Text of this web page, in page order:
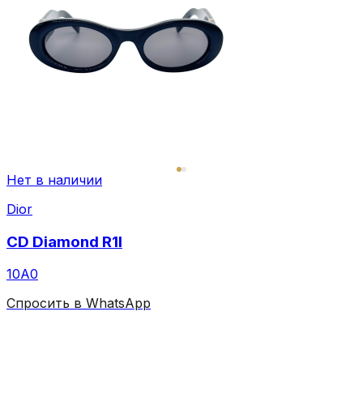
Нет в наличии
Dior
CD Diamond R1I
10A0
Спросить в WhatsApp